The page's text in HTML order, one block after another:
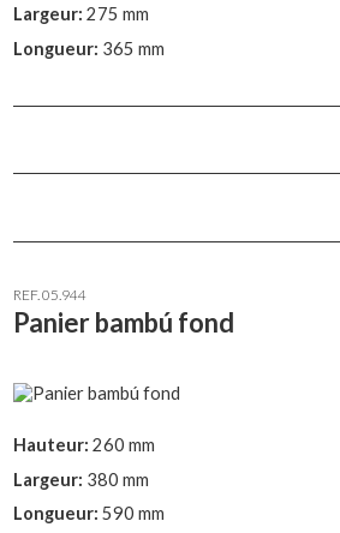
Largeur: 275 mm
Longueur: 365 mm
REF. 05.944
Panier bambú fond
Hauteur: 260 mm
Largeur: 380 mm
Longueur: 590 mm